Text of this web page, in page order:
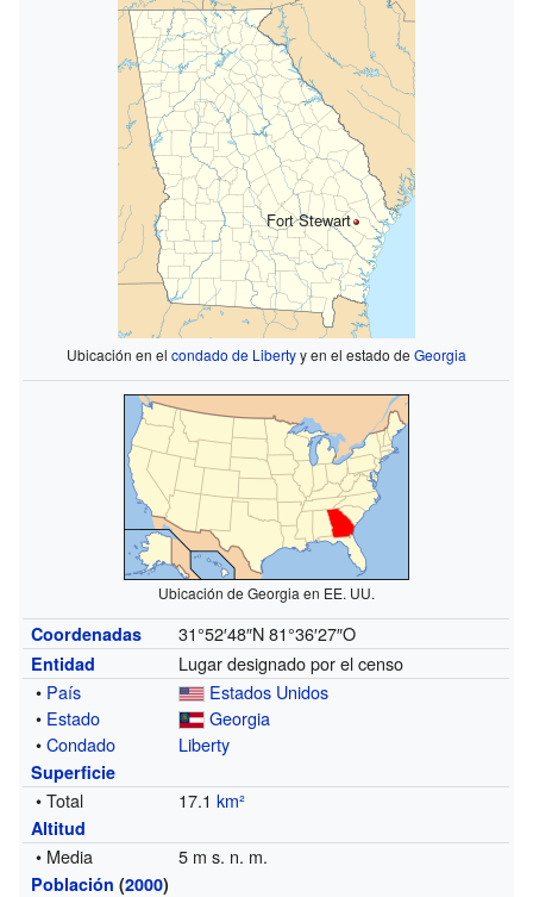
Fort Stewart
Ubicación en el condado de Libertyy en el estado de Georgia
Ubicación de Georgia en EE. UU.
Coordenadas 31°52′48″N 81°36′27″O
Entidad
Lugar designado por el censo
• País
Estados Unidos
• Estado
Georgia
•Condado Liberty
Superficie
• Total 17.1km²
Altitud
• Media 5 m s. n. m.
Población (2000)